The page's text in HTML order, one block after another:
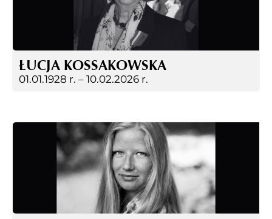
ŁUCJA KOSSAKOWSKA
01.01.1928 r. – 10.02.2026 r.